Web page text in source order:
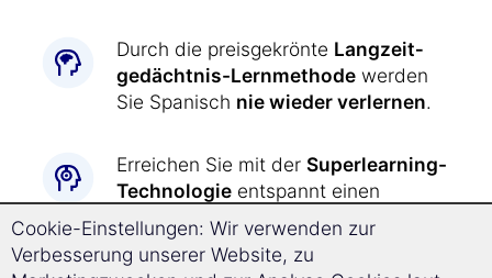
Durch die preisgekrönte Langzeit­
gedächtnis-Lernmethode werden
Sie Spanisch nie wieder verlernen.
Erreichen Sie mit der Superlearning-
Technologie entspannt einen
deutlich beschleunigten Lernerfolg
und steigern Sie Ihre
Konzentrationsfähigkeit.
Cookie-Einstellungen: Wir verwenden zur
Verbesserung unserer Website, zu